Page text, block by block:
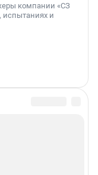
компании «СЗ
испытаниях и